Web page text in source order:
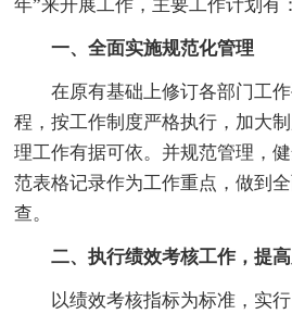
年”来开展工作，主要工作计划有：
一、全面实施规范化管理
在原有基础上修订各部门工作
程，按工作制度严格执行，加大
理工作有据可依。并规范管理，
范表格记录作为工作重点，做到
查。
二、执行绩效考核工作，提高
以绩效考核指标为标准，实行